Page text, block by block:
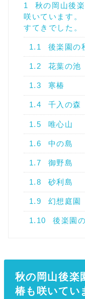
1
秋の岡山後
咲いています。
すてきでした。
1.1 後楽園の
1.2 花葉の池
1.3 寒椿
1.4 千入の森
1.5 唯心山
1.6 中の島
1.7 御野島
1.8 砂利島
1.9 幻想庭園
1.10 後楽園
秋の岡山後
椿も咲いてい